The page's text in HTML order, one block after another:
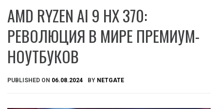
AMD RYZEN AI 9 HX 370:
РЕВОЛЮЦИЯ В МИРЕ ПРЕМИУМ-
НОУТБУКОВ
PUBLISHED ON 06.08.2024 BY NETGATE